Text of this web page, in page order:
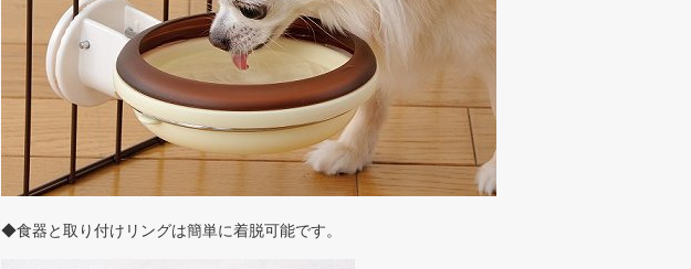
◆食器と取り付けリングは簡単に着脱可能です。